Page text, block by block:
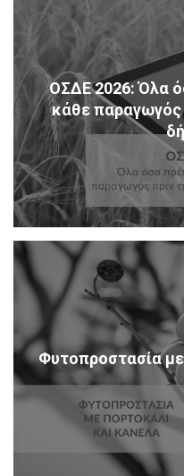
ΟΣΔΕ 2026: Όλα
κάθε παραγωγός
Φυτοπροστασία